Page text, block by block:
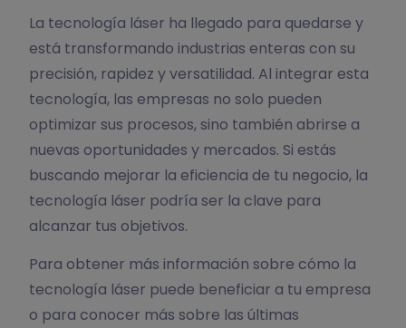
La tecnología láser ha llegado para quedarse y
está transformando industrias enteras con su
precisión, rapidez y versatilidad. Al integrar esta
tecnología, las empresas no solo pueden
optimizar sus procesos, sino también abrirse a
nuevas oportunidades y mercados. Si estás
buscando mejorar la eficiencia de tu negocio, la
tecnología láser podría ser la clave para
alcanzar tus objetivos.
Para obtener más información sobre cómo la
tecnología láser puede beneficiar a tu empresa
o para conocer más sobre las últimas